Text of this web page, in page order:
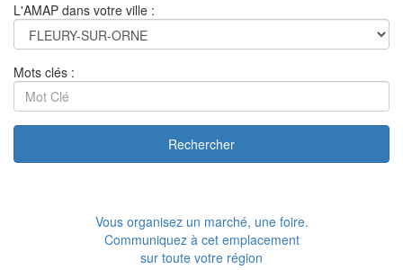
L'AMAP dans votre ville :
Mots clés :
Rechercher
Vous organisez un marché, une foire.
Communiquez à cet emplacement
sur toute votre région